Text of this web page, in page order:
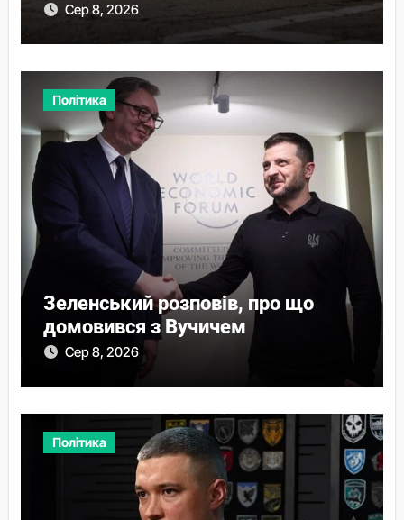
Сер 8, 2026
Політика
Зеленський розповів, про що
домовився з Вучичем
Сер 8, 2026
Політика